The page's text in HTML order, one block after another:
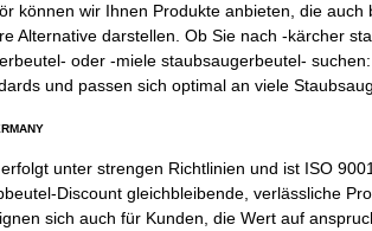
können wir Ihnen Produkte anbieten, die auch
Alternative darstellen. Ob Sie nach -kärcher
oder -miele staubsaugerbeutel-
und passen sich optimal an viele
unter strengen Richtlinien und ist ISO
Discount gleichbleibende, verlässliche
sich auch für Kunden, die Wert auf